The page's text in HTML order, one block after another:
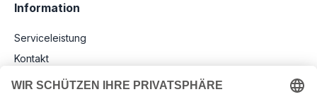
Information
Serviceleistung
Kontakt
Versand und Zahlungsbedingungen